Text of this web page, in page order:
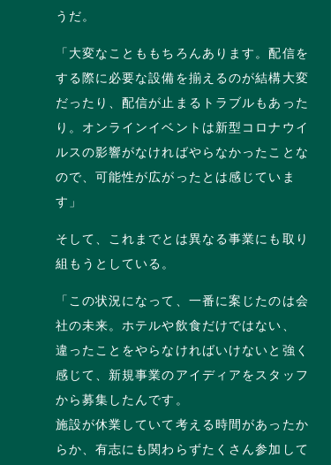
うだ。
「大変なことももちろんあります。配信を
する際に必要な設備を揃えるのが結構大変
だったり、配信が止まるトラブルもあった
り。オンラインイベントは新型コロナウイ
ルスの影響がなければやらなかったことな
ので、可能性が広がったとは感じていま
す」
そして、これまでとは異なる事業にも取り
組もうとしている。
「この状況になって、一番に案じたのは会
社の未来。ホテルや飲食だけではない、
違ったことをやらなければいけないと強く
感じて、新規事業のアイディアをスタッフ
から募集したんです。
施設が休業していて考える時間があったか
らか、有志にも関わらずたくさん参加して